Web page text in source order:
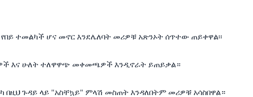
ተመልካች ሆና መኖር እንደሌለባት መሪዎቹ አጽንኦት ሰጥተው ጠይቀዋል፡፡
እና ሁለት ተለዋዋጭ መቀመጫዎች እንዲኖራት ይጠይቃል።
ጉዳይ ላይ "አስቸኳይ" ምላሽ መስጠት እንዳለበትም መሪዎቹ አሳስበዋል።